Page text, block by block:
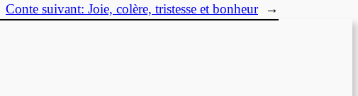
Conte suivant: Joie, colère, tristesse et bonheur →